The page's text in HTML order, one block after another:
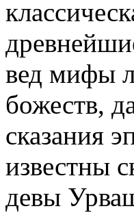
вед мифы
божеств,
сказания
известны
девы